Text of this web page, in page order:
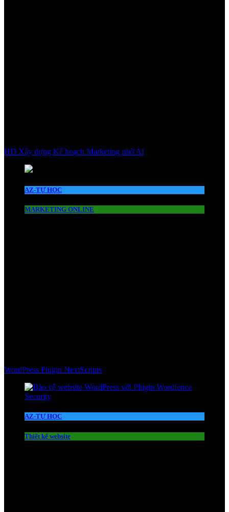
HD Xây dựng Kế hoạch Marketing nhờ AI
AZ-TỰ HỌC
MARKETING ONLINE
WordPress Plugin NextScripts
AZ-TỰ HỌC
Thiết kế website